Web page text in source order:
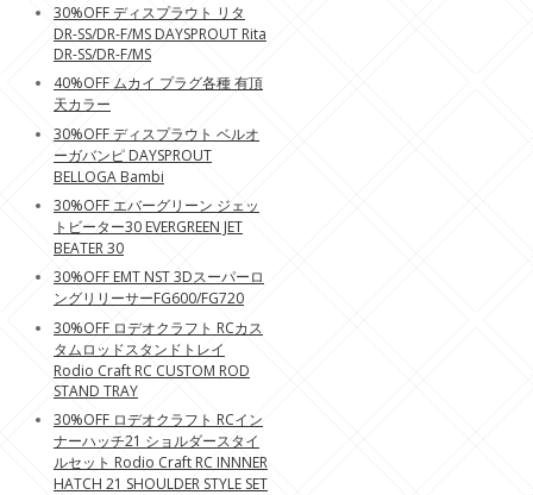
30%OFF ディスプラウト リタ
DR-SS/DR-F/MS DAYSPROUT Rita
DR-SS/DR-F/MS
40%OFF ムカイ プラグ各種 有頂
天カラー
30%OFF ディスプラウト ベルオ
ーガバンピ DAYSPROUT
BELLOGA Bambi
30%OFF エバーグリーン ジェッ
トビーター30 EVERGREEN JET
BEATER 30
30%OFF EMT NST 3Dスーパーロ
ングリリーサーFG600/FG720
30%OFF ロデオクラフト RCカス
タムロッドスタンドトレイ
Rodio Craft RC CUSTOM ROD
STAND TRAY
30%OFF ロデオクラフト RCイン
ナーハッチ21 ショルダースタイ
ルセット Rodio Craft RC INNNER
HATCH 21 SHOULDER STYLE SET